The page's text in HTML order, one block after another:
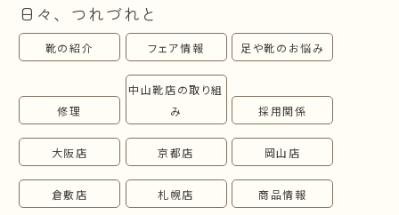
お問い合わせ
日々、つれづれと
靴の紹介 フェア情報 足や靴のお悩み
修理
中山靴店の取り組
み
採用関係
大阪店 京都店 岡山店
倉敷店 札幌店 商品情報